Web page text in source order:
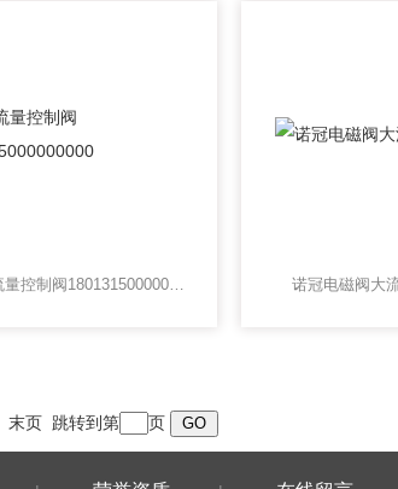
诺冠流量控制阀1801315000000000 诺冠电磁阀大
末页 跳转到第 页